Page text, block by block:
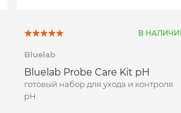
В
Bluelab
Bluelab Probe Care Kit pH
готовый набор для ухода и контроля
pH